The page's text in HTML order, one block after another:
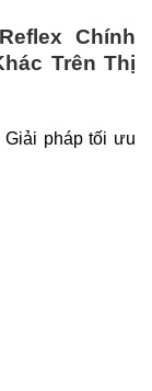
Chính
Trên Thị